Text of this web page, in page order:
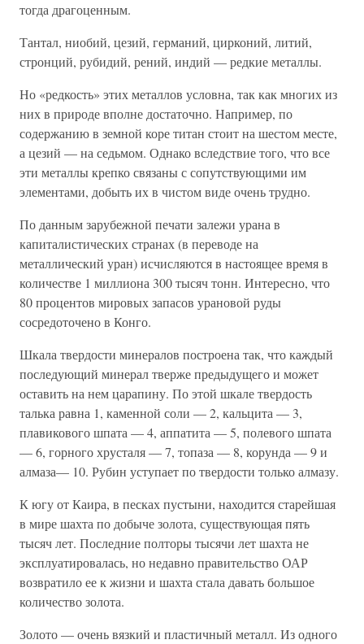
тогда драгоценным.
Тантал, ниобий, цезий, германий, цирконий, литий,
стронций, рубидий, рений, индий — редкие металлы.
Но «редкость» этих металлов условна, так как многих из
них в природе вполне достаточно. Например, по
содержанию в земной коре титан стоит на шестом месте,
а цезий — на седьмом. Однако вследствие того, что все
эти металлы крепко связаны с сопутствующими им
элементами, добыть их в чистом виде очень трудно.
По данным зарубежной печати залежи урана в
капиталистических странах (в переводе на
металлический уран) исчисляются в настоящее время в
количестве 1 миллиона 300 тысяч тонн. Интересно, что
80 процентов мировых запасов урановой руды
сосредоточено в Конго.
Шкала твердости минералов построена так, что каждый
последующий минерал тверже предыдущего и может
оставить на нем царапину. По этой шкале твердость
талька равна 1, каменной соли — 2, кальцита — 3,
плавикового шпата — 4, аппатита — 5, полевого шпата
— 6, горного хрусталя — 7, топаза — 8, корунда — 9 и
алмаза— 10. Рубин уступает по твердости только алмазу.
К югу от Каира, в песках пустыни, находится старейшая
в мире шахта по добыче золота, существующая пять
тысяч лет. Последние полторы тысячи лет шахта не
эксплуатировалась, но недавно правительство ОАР
возвратило ее к жизни и шахта стала давать большое
количество золота.
Золото — очень вязкий и пластичный металл. Из одного